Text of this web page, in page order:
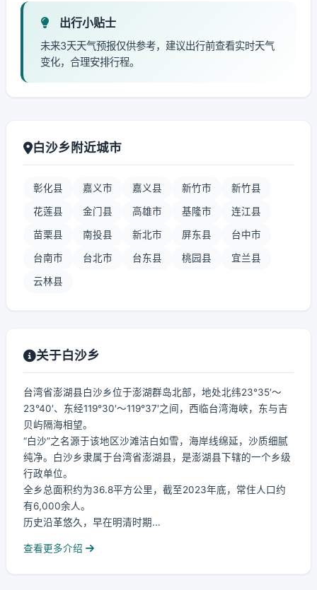
出行小贴士
未来3天天气预报仅供参考，建议出行前查看实时天气
变化，合理安排行程。
白沙乡附近城市
彰化县 嘉义市 嘉义县 新竹市 新竹县
花莲县 金门县 高雄市 基隆市 连江县
苗栗县 南投县 新北市 屏东县 台中市
台南市 台北市 台东县 桃园县 宜兰县
云林县
关于白沙乡
台湾省澎湖县白沙乡位于澎湖群岛北部，地处北纬23°35′～
23°40′、东经119°30′～119°37′之间，西临台湾海峡，东与吉
贝屿隔海相望。
“白沙”之名源于该地区沙滩洁白如雪，海岸线绵延，沙质细腻
纯净。白沙乡隶属于台湾省澎湖县，是澎湖县下辖的一个乡级
行政单位。
全乡总面积约为36.8平方公里，截至2023年底，常住人口约
有6,000余人。
历史沿革悠久，早在明清时期...
查看更多介绍